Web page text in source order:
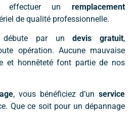
effectuer un remplacement
de qualité professionnelle.
débute par undevis gratuit,
opération. Aucune mauvaise
et honnêteté font partie de nos
, vous bénéficiez d’unservice
Que ce soit pour un dépannage